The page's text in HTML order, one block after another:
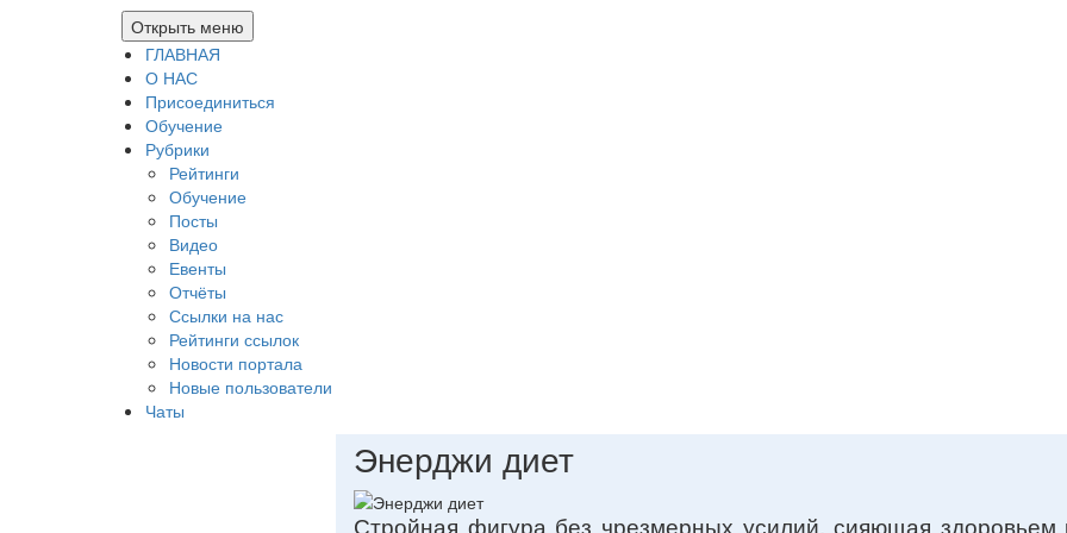
Открыть меню
ГЛАВНАЯ
О НАС
Присоединиться
Обучение
Рубрики
Рейтинги
Обучение
Посты
Видео
Евенты
Отчёты
Ссылки на нас
Рейтинги ссылок
Новости портала
Новые пользователи
Чаты
Энерджи диет
Стройная фигура без чрезмерных усилий, сияющая